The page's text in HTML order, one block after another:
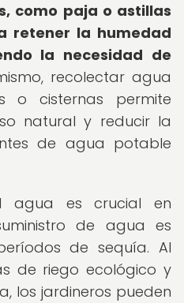
como paja o astillas
retener la humedad
la necesidad de
recolectar agua
o cisternas permite
natural y reducir la
de agua potable
agua es crucial en
de agua es
de sequía. Al
de riego ecológico y
los jardineros pueden